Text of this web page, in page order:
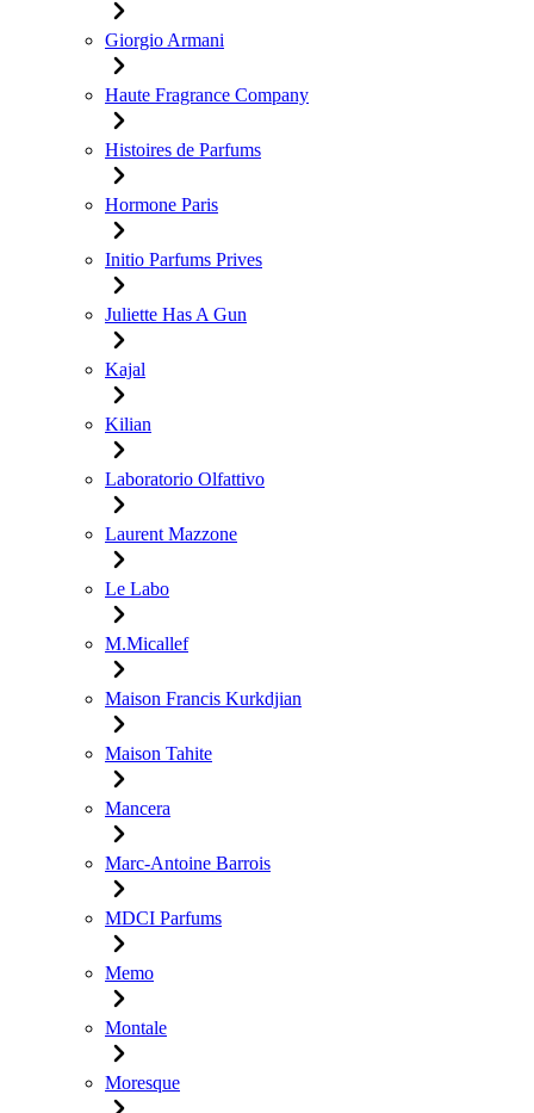
Giorgio Armani
Haute Fragrance Company
Histoires de Parfums
Hormone Paris
Initio Parfums Prives
Juliette Has A Gun
Kajal
Kilian
Laboratorio Olfattivo
Laurent Mazzone
Le Labo
M.Micallef
Maison Francis Kurkdjian
Maison Tahite
Mancera
Marc-Antoine Barrois
MDCI Parfums
Memo
Montale
Moresque